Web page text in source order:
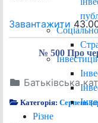
Різне
Завантажити
№ 500 Про
Батьківська
Категорія:Серпень